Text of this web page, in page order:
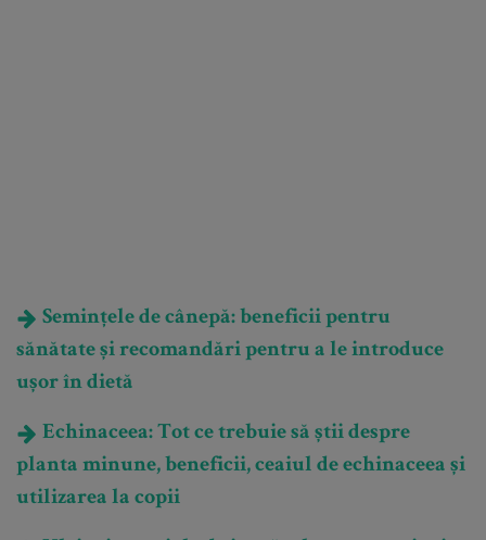
Semințele de cânepă: beneficii pentru
sănătate și recomandări pentru a le introduce
ușor în dietă
Echinaceea: Tot ce trebuie să știi despre
planta minune, beneficii, ceaiul de echinaceea și
utilizarea la copii